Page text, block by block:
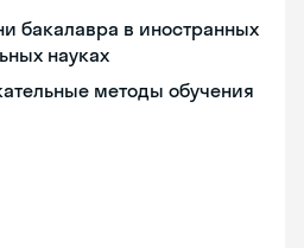
бакалавра в иностранных
науках
методы обучения